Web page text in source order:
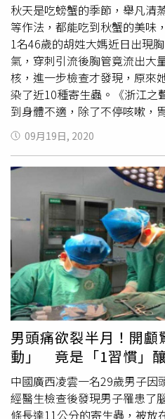
秋天是吃螃蟹的季節，舉凡清
等作法，都能吃到秋蟹的美味
1名46歲的胡姓大媽近日出現
氣，穿刺引流後胸管竟流出大
核，進一步檢查才發現，原來
染了近10種寄生蟲。《浙江之
到身體不適，除了不停咳嗽，
院照胃鏡，卻沒檢查出消化道
現胸悶症狀，總是覺得喘不過
查，被發現胸腔裡有大量的氣
疑是結核病，需要立刻住院
暢，主治醫師先安排了左側胸
程中，胡女的胸管內竟流出大
後，醫生發現患者的各項指
血液的嗜酸性粒細胞卻高達參
能存在過敏或寄生蟲感染。患
體。（圖／翻攝自浙江之聲）
己今年3月動了腰椎手術，休
以強壯骨骼」，於是她便買了
泡，去除浮沫直接生吃下肚；
後，竟被驗出一口氣感染了肝
蟲、
裂頭蚴、豬囊尾蚴等近10
蟹含有大量寄生蟲卵，進入人
並穿過腸壁進入腹腔，甚至會
腔感染，形成膿腫積液；部分
09月19日, 2020
男頭痛欲裂半月！開
動」 竟是「1習慣」
中國廣西凌雲一名29歲男子因
經醫生檢查後發現男子罹患了
條長達11公分的寄生蟲，被放